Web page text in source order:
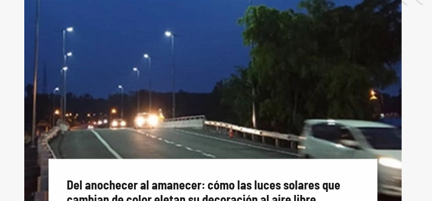
Del anochecer al amanecer: cómo las luces solares que